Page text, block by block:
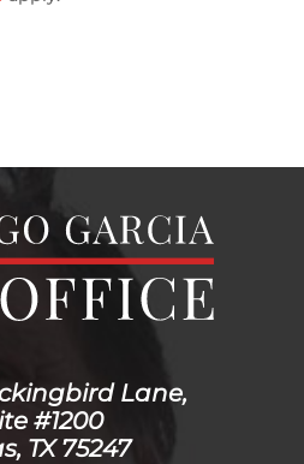
Lane,
#1200
TX 75247